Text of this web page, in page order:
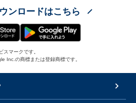
ンロードはこちら
マークです。
Inc.の商標または登録商標です。